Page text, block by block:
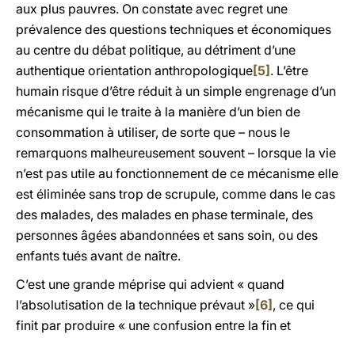
aux plus pauvres. On constate avec regret une
prévalence des questions techniques et économiques
au centre du débat politique, au détriment d’une
authentique orientation anthropologique[5] . L’être
humain risque d’être réduit à un simple engrenage d’un
mécanisme qui le traite à la manière d’un bien de
consommation à utiliser, de sorte que – nous le
remarquons malheureusement souvent – lorsque la vie
n’est pas utile au fonctionnement de ce mécanisme elle
est éliminée sans trop de scrupule, comme dans le cas
des malades, des malades en phase terminale, des
personnes âgées abandonnées et sans soin, ou des
enfants tués avant de naître.
C’est une grande méprise qui advient « quand
l’absolutisation de la technique prévaut »[6] , ce qui
finit par produire « une confusion entre la fin et